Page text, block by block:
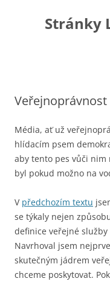
Stránky
Média, ať už
hlídacím psem
aby tento pes vůči nim
byl pokud možno na
V předchozím textu
se týkaly nejen
definice veřejné
Navrhoval jsem
skutečným jádrem
chceme poskytovat.